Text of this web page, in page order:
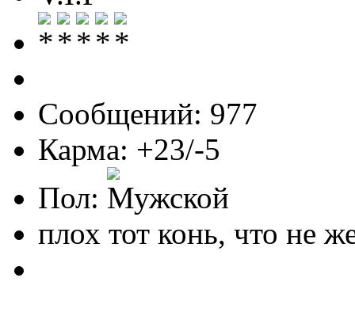
Сообщений: 977
Карма: +23/-5
Пол:
плох тот конь, что не